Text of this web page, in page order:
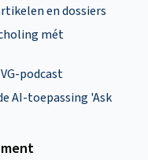
en dossiers
mét
podcast
AI-toepassing 'Ask